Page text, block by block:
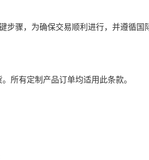
步骤，为确保交易顺利进行，并遵循
所有定制产品订单均适用此条款。